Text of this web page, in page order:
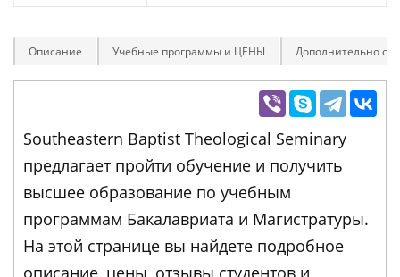
Описание Учебные программы и ЦЕНЫ Дополнительно
Southeastern Baptist Theological Seminary
предлагает пройти обучение и получить
высшее образование по учебным
программам Бакалавриата и Магистратуры.
На этой странице вы найдете подробное
описание, цены, отзывы студентов и